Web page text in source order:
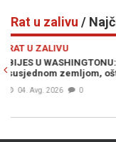
Rat u zalivu /
sa
RAT U ZALIVU
OVO NIKO
izneđu Irana i
06. Avg. 2026